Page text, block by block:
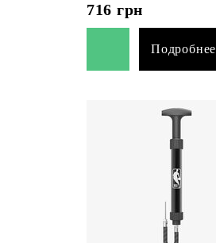
716 грн
Подробнее